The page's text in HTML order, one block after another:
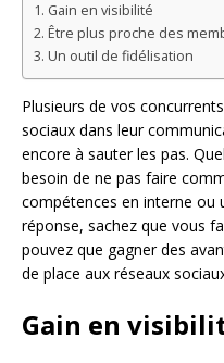
Gain en visibilité
Être plus proche des
Un outil de fidélisation
Plusieurs de vos
sociaux dans leur
encore à sauter les pas.
besoin de ne pas faire
compétences en interne ou
réponse, sachez que vous
pouvez que gagner des
de place aux réseaux
Gain en